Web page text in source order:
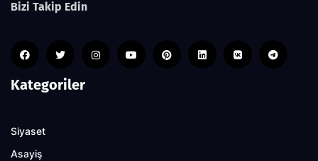
Bizi Takip Edin
Kategoriler
Siyaset
Asayiş